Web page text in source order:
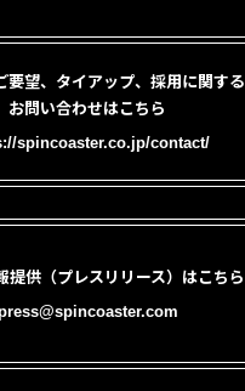
要望、タイアップ、採用に関する
お問い合わせはこちら
spincoaster.co.jp/contact/
提供（プレスリリース）はこちら